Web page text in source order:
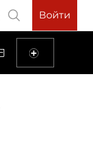
Войти